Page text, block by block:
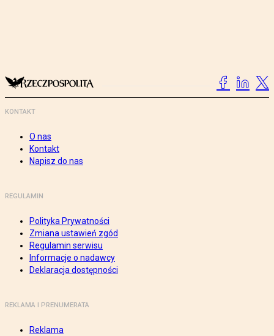
KONTAKT
O nas
Kontakt
Napisz do nas
REGULAMIN
Polityka Prywatności
Zmiana ustawień zgód
Regulamin serwisu
Informacje o nadawcy
Deklaracja dostępności
REKLAMA I PRENUMERATA
Reklama